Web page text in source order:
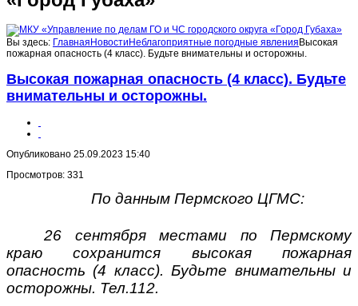
Вы здесь: Главная Новости Неблагоприятные погодные явления Высокая
пожарная опасность (4 класс). Будьте внимательны и осторожны.
Высокая пожарная опасность (4 класс). Будьте
внимательны и осторожны.
Опубликовано 25.09.2023 15:40
Просмотров: 331
По данным Пермского ЦГМС:
26 сентября местами по Пермскому
краю сохранится высокая пожарная
опасность (4 класс). Будьте внимательны и
осторожны. Тел.112.